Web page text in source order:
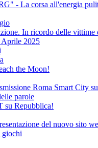
- La corsa all'energia
In ricordo delle vittime
Aprile 2025
the Moon!
Roma Smart City
parole
Repubblica!
del nuovo sito
giochi